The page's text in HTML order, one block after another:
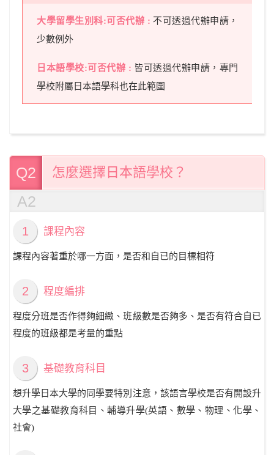
不可透過代辦申請，
少數例外
皆可透過代辦申請，專門
學校附屬日本語學科也在此範圍
Q2 怎麼選擇日本語學校？
A2
1 課程內容
課程內容著重於哪一方面，是否和自已的目標相符
2 程度編排
程度分班是否作得夠細緻、班級數是否夠多、是否有符合自已
程度的班級都是考量的重點
3 基礎教育科目
想升學日本大學的同學要特別注意，該語言學校是否有開設升
大學之基礎教育科目、輔導升學(英語、數學、物理、化學、
社會)